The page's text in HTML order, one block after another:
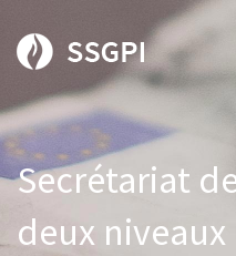
Secrétariat
deux niveaux